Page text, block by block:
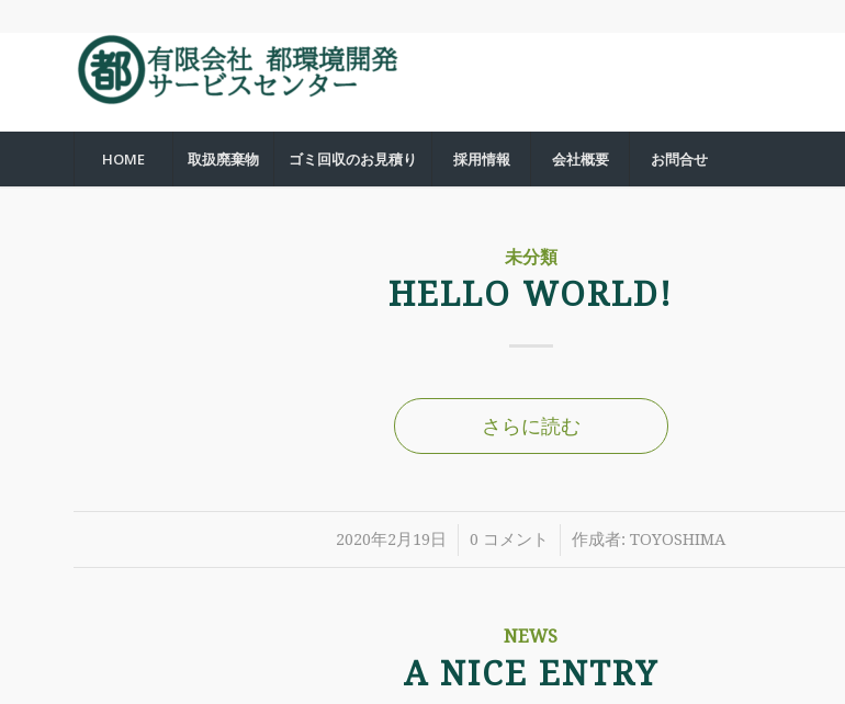
HOME 取扱廃棄物 ゴミ回収のお見積り 採用情報 会社概要 お問合せ
未分類
HELLO WORLD!
さらに読む
2020年2月19日
/ 0 コメント
/ 作成者:TOYOSHIMA
NEWS
A NICE ENTRY